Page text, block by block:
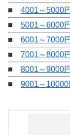
■ 4001～5000
■ 5001～6000
■ 6001～7000
■ 7001～8000
■ 8001～9000
■ 9001～